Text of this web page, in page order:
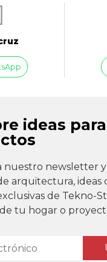
ideas
nuestro newsletter
arquitectura, ideas
de Tekno-
tu hogar o